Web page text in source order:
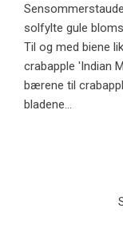
solfylte gule
Til og med biene
crabapple 'Indian
bærene til
bladene...